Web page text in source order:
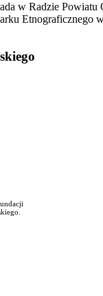
w Radzie
Etnograficznego